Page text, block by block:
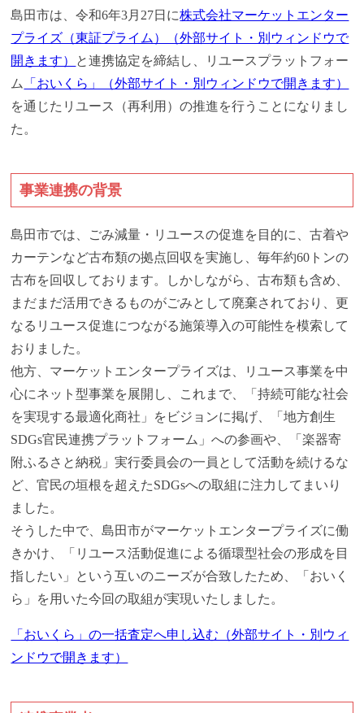
島田市は、令和6年3月27日に株式会社マーケットエンター
プライズ（東証プライム）（外部サイト・別ウィンドウで
開きます） と連携協定を締結し、リユースプラットフォー
ム
「おいくら」（外部サイト・別ウィンドウで開きます）
を通じたリユース（再利用）の推進を行うことになりまし
た。
事業連携の背景
島田市では、ごみ減量・リユースの促進を目的に、古着や
カーテンなど古布類の拠点回収を実施し、毎年約60トンの
古布を回収しております。しかしながら、古布類も含め、
まだまだ活用できるものがごみとして廃棄されており、更
なるリユース促進につながる施策導入の可能性を模索して
おりました。
他方、マーケットエンタープライズは、リユース事業を中
心にネット型事業を展開し、これまで、「持続可能な社会
を実現する最適化商社」をビジョンに掲げ、「地方創生
SDGs官民連携プラットフォーム」への参画や、「楽器寄
附ふるさと納税」実行委員会の一員として活動を続けるな
ど、官民の垣根を超えたSDGsへの取組に注力してまいり
ました。
そうした中で、島田市がマーケットエンタープライズに働
きかけ、「リユース活動促進による循環型社会の形成を目
指したい」という互いのニーズが合致したため、「おいく
ら」を用いた今回の取組が実現いたしました。
「おいくら」の一括査定へ申し込む（外部サイト・別ウィ
ンドウで開きます）